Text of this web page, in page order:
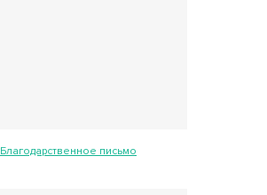
Благодарственное письмо